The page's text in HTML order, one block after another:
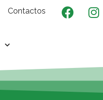
Contactos